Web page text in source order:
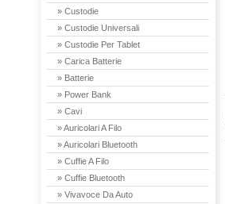
» Custodie
» Custodie Universali
» Custodie Per Tablet
» Carica Batterie
» Batterie
» Power Bank
» Cavi
» Auricolari A Filo
» Auricolari Bluetooth
» Cuffie A Filo
» Cuffie Bluetooth
» Vivavoce Da Auto